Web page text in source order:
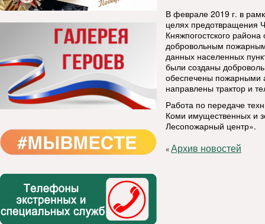
В феврале 2019 г. в
целях предотвращения
Княжпогостского
добровольным
данных населенных
были созданы
обеспечены пожарными
направлены трактор и
Работа по передаче
Коми имущественных и
Лесопожарный центр».
«Архив новостей